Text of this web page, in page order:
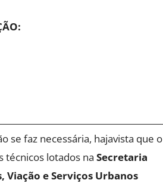
se faz necessária, hajavista que o
técnicos lotados na Secretaria
Viação e Serviços Urbanos